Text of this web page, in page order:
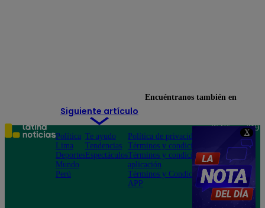
X
Siguiente artículo
Encuéntranos también en
Política
Lima
Deportes
Mundo
Perú
Te ayudo
Tendencias
Espectáculos
Política de privacidad
Términos y condiciones
Términos y condiciones
aplicación
Términos y Condiciones
APP
Teléfono: 219
Av. San
Felipe 968
Jesús María